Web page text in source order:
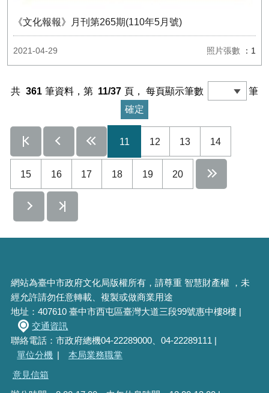
《文化報報》月刊第265期(110年5月號)
2021-04-29 照片張數 ：1
共 361 筆資料，第 11/37 頁，每頁顯示筆數 筆
11 12 13 14
15 16 17 18 19 20
網站為臺中市政府文化局版權所有，請尊重 智慧財產權 ，未
經允許請勿任意轉載、複製或做商業用途
地址：407610 臺中市西屯區臺灣大道三段99號惠中樓8樓 |
交通資訊
聯絡電話：市政府總機04-22289000、04-22289111 |
單位分機 |
本局業務職掌
意見信箱